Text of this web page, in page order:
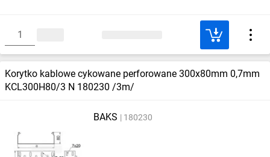
Korytko kablowe cykowane perforowane 300x80mm 0,7mm
KCL300H80/3 N 180230 /3m/
BAKS 180230